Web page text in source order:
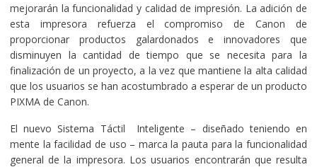
mejorarán la funcionalidad y calidad de impresión. La adición de
esta impresora refuerza el compromiso de Canon de
proporcionar productos galardonados e innovadores que
disminuyen la cantidad de tiempo que se necesita para la
finalización de un proyecto, a la vez que mantiene la alta calidad
que los usuarios se han acostumbrado a esperar de un producto
PIXMA de Canon.
El nuevo Sistema Táctil Inteligente – diseñado teniendo en
mente la facilidad de uso – marca la pauta para la funcionalidad
general de la impresora. Los usuarios encontrarán que resulta